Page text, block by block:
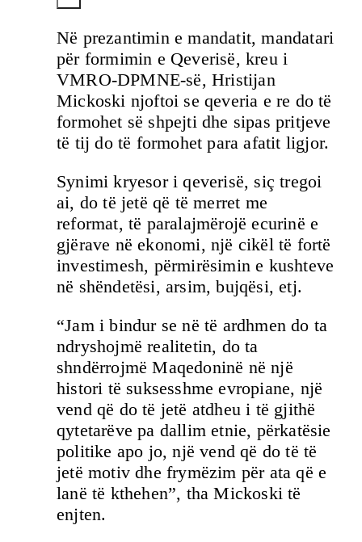
Në prezantimin e mandatit, mandatari
për formimin e Qeverisë, kreu i
VMRO-DPMNE-së, Hristijan
Mickoski njoftoi se qeveria e re do të
formohet së shpejti dhe sipas pritjeve
të tij do të formohet para afatit ligjor.
Synimi kryesor i qeverisë, siç tregoi
ai, do të jetë që të merret me
reformat, të paralajmërojë ecurinë e
gjërave në ekonomi, një cikël të fortë
investimesh, përmirësimin e kushteve
në shëndetësi, arsim, bujqësi, etj.
“Jam i bindur se në të ardhmen do ta
ndryshojmë realitetin, do ta
shndërrojmë Maqedoninë në një
histori të suksesshme evropiane, një
vend që do të jetë atdheu i të gjithë
qytetarëve pa dallim etnie, përkatësie
politike apo jo, një vend që do të të
jetë motiv dhe frymëzim për ata që e
lanë të kthehen”, tha Mickoski të
enjten.